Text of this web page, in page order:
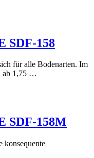
SDF-158
für alle Bodenarten. Im
ab 1,75 …
SDF-158M
konsequente